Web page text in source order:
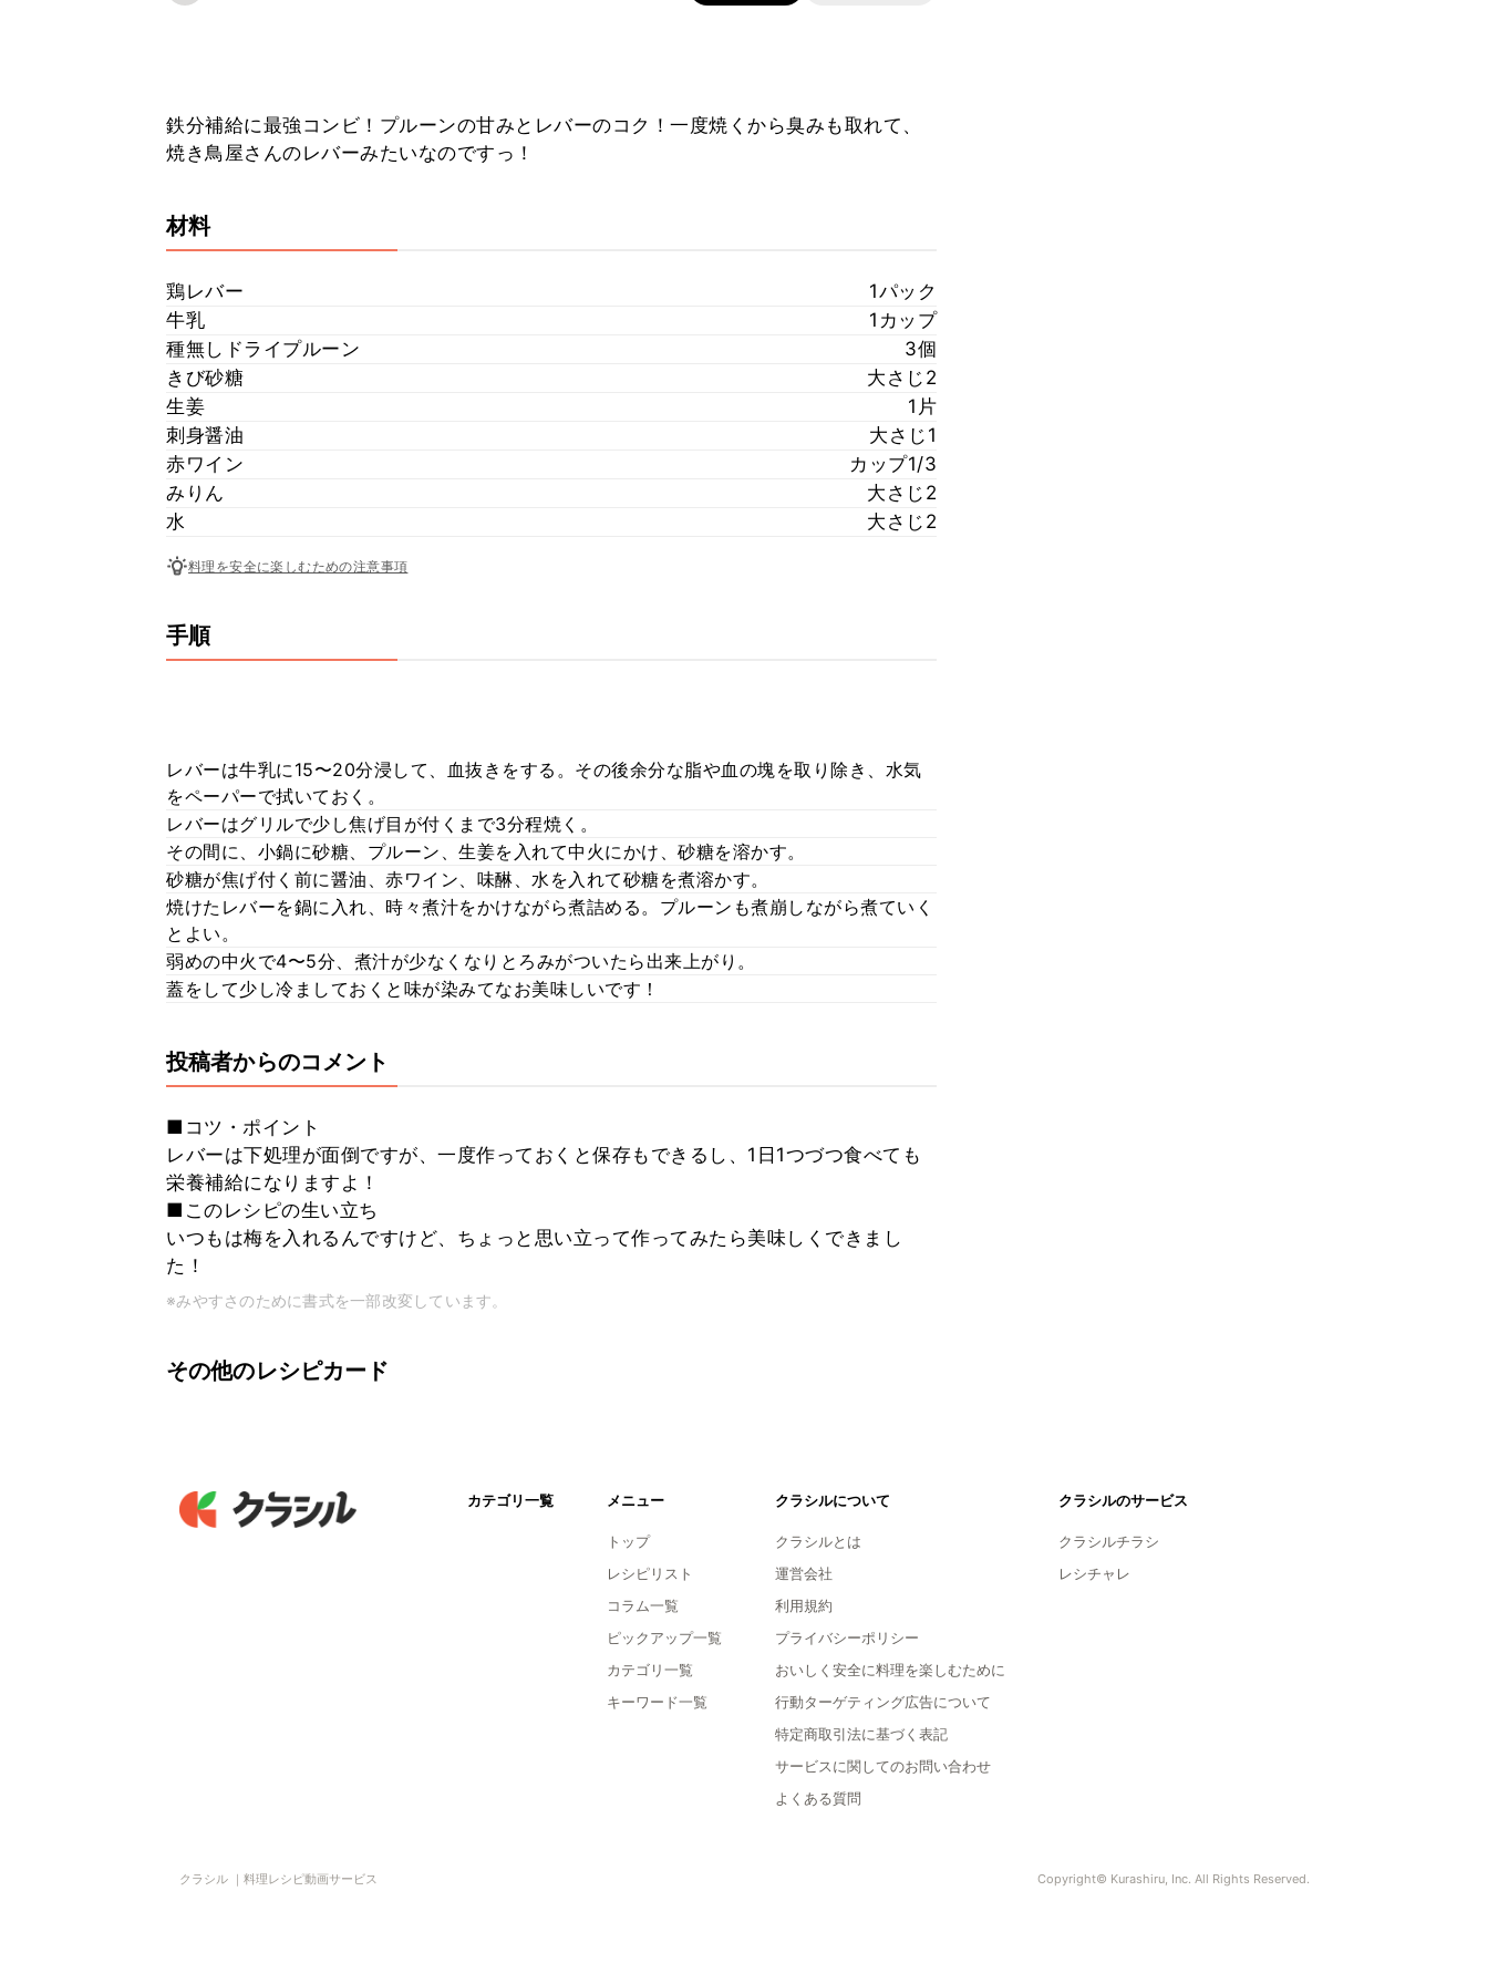
鉄分補給に最強コンビ！プルーンの甘みとレバーのコク！一度焼くから臭みも取れて、
焼き鳥屋さんのレバーみたいなのですっ！
材料
鶏レバー
1パック
牛乳
1カップ
種無しドライプルーン
3個
きび砂糖
大さじ2
生姜
1片
刺身醤油
大さじ1
赤ワイン
カップ1/3
みりん
大さじ2
水
大さじ2
料理を安全に楽しむための注意事項
手順
レバーは牛乳に15〜20分浸して、血抜きをする。その後余分な脂や血の塊を取り除き、水気
をペーパーで拭いておく。
レバーはグリルで少し焦げ目が付くまで3分程焼く。
その間に、小鍋に砂糖、プルーン、生姜を入れて中火にかけ、砂糖を溶かす。
砂糖が焦げ付く前に醤油、赤ワイン、味醂、水を入れて砂糖を煮溶かす。
焼けたレバーを鍋に入れ、時々煮汁をかけながら煮詰める。プルーンも煮崩しながら煮ていく
とよい。
弱めの中火で4〜5分、煮汁が少なくなりとろみがついたら出来上がり。
蓋をして少し冷ましておくと味が染みてなお美味しいです！
投稿者からのコメント
■コツ・ポイント
レバーは下処理が面倒ですが、一度作っておくと保存もできるし、1日1つづつ食べても
栄養補給になりますよ！
■このレシピの生い立ち
いつもは梅を入れるんですけど、ちょっと思い立って作ってみたら美味しくできまし
た！
※みやすさのために書式を一部改変しています。
その他のレシピカード
カテゴリ一覧 メニュー
トップ
レシピリスト
コラム一覧
ピックアップ一覧
カテゴリ一覧
キーワード一覧
クラシルについて
クラシルとは
運営会社
利用規約
プライバシーポリシー
おいしく安全に料理を楽しむために
行動ターゲティング広告について
特定商取引法に基づく表記
サービスに関してのお問い合わせ
よくある質問
クラシルのサービス
クラシルチラシ
レシチャレ
クラシル ｜料理レシピ動画サービス Copyright© Kurashiru, Inc. All Rights Reserved.